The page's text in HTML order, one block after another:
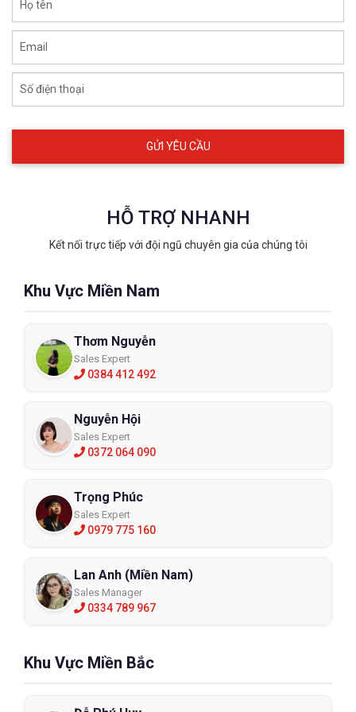
Jogger chính là cái tên mà bất ký khi nào nhắc đến giày bảo hộ
mọi người tiêu dùng thường nghĩ ngay đến. Safety Jogger đã có
cho mình rất nhiều những mẫu giày bảo hộ được thiết kế với
lựa chọn. Anh em có thể tham khảo một số dòng giày thể thao
Jogger như X2000, X2020, Turbo, Speedy, Raptor, Jumper,
Climber,…
Họ tên
Email
Số điện thoại
HỖ TRỢ NHANH
Kết nối trực tiếp với đội ngũ chuyên gia của chúng tôi
Khu Vực Miền Nam
Thơm Nguyễn
Sales Expert
0384 412 492
Nguyễn Hội
Sales Expert
0372 064 090
Trọng Phúc
Sales Expert
0979 775 160
Lan Anh (Miền Nam)
Sales Manager
0334 789 967
Khu Vực Miền Bắc